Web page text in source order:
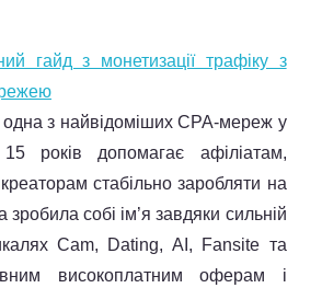
гайд з монетизації трафіку з
з найвідоміших CPA‑мереж у
років допомагає афіліатам,
стабільно заробляти на
собі ім’я завдяки сильній
Cam, Dating, AI, Fansite та
високоплатним оферам і